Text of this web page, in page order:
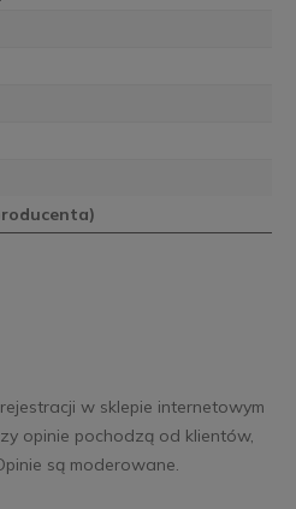
w sklepie internetowym
opinie pochodzą od klientów,
są moderowane.